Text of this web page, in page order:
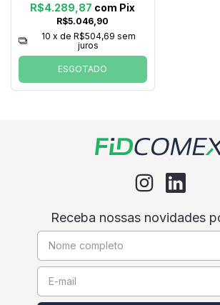
R$5.046,90
R$4.289,87 com Pix
10 x de R$504,69 sem
juros
ESGOTADO
Receba nossas novidades